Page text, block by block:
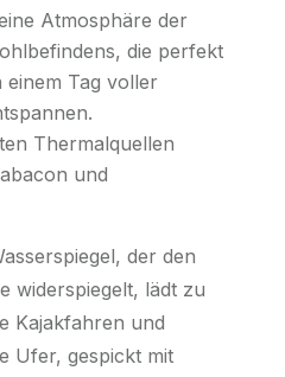
Atmosphäre der
die perfekt
Tag voller
Thermalquellen
und
der den
widerspiegelt, lädt zu
Kajakfahren und
Ufer, gespickt mit